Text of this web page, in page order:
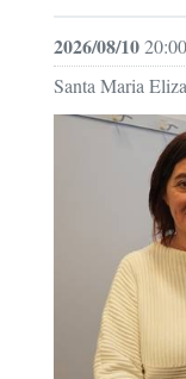
2026/08/1020:00
Santa Maria